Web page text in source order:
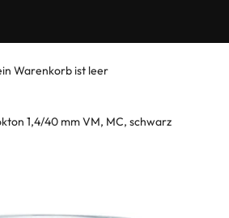
Warenkorb ist leer
1,4/40 mm VM, MC, schwarz